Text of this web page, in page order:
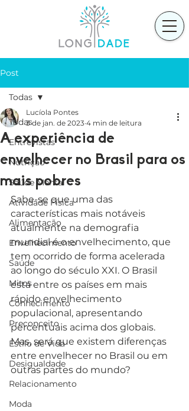
Post
Todas
Entrevistas
Nutrição
Saúde Mental
Atividade Física
Alimentação
Envelhecimento
Saúde
Mitos
Conhecimento
Preconceito
Estilo de Vida
Desigualdade
Relacionamento
Moda
Todas
A experiência de
envelhecer no Brasil para os
mais pobres
Lucíola Pontes
3 de jan. de 2023 4 min de leitura
Sabe-se que uma das
características mais notáveis
atualmente na demografia
mundial é o envelhecimento, que
tem ocorrido de forma acelerada
ao longo do século XXI. O Brasil
está entre os países em mais
rápido envelhecimento
populacional, apresentando
percentuais acima dos globais.
Mas, será que existem diferenças
entre envelhecer no Brasil ou em
outras partes do mundo?